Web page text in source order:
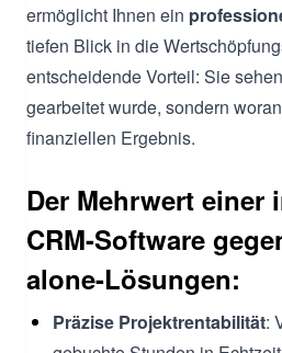
ermöglicht Ihnen ein
tiefen Blick in die
entscheidende Vorteil: Sie
gearbeitet wurde, sondern
finanziellen Ergebnis.
Der Mehrwert einer
CRM-Software
alone-Lösungen:
Präzise Projektrentabilität: